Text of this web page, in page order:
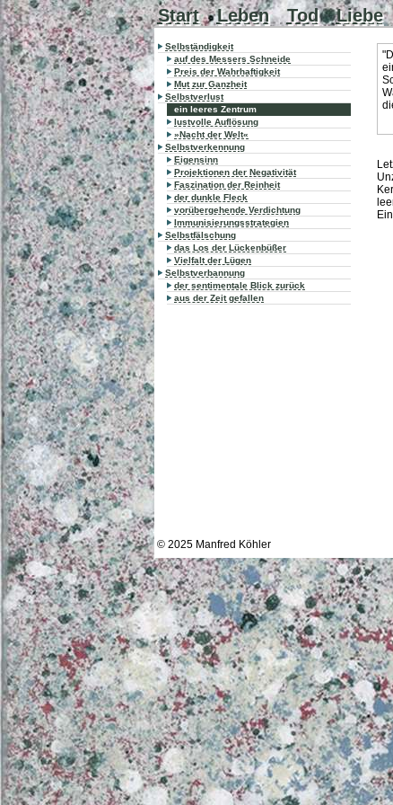
Start Leben Tod Liebe
Selbständigkeit
auf des Messers Schneide
Preis der Wahrhaftigkeit
Mut zur Ganzheit
Selbstverlust
ein leeres Zentrum
lustvolle Auflösung
»Nacht der Welt«
Selbstverkennung
Eigensinn
Projektionen der Negativität
Faszination der Reinheit
der dunkle Fleck
vorübergehende Verdichtung
Immunisierungsstrategien
Selbstfälschung
das Los der Lückenbüßer
Vielfalt der Lügen
Selbstverbannung
der sentimentale Blick zurück
aus der Zeit gefallen